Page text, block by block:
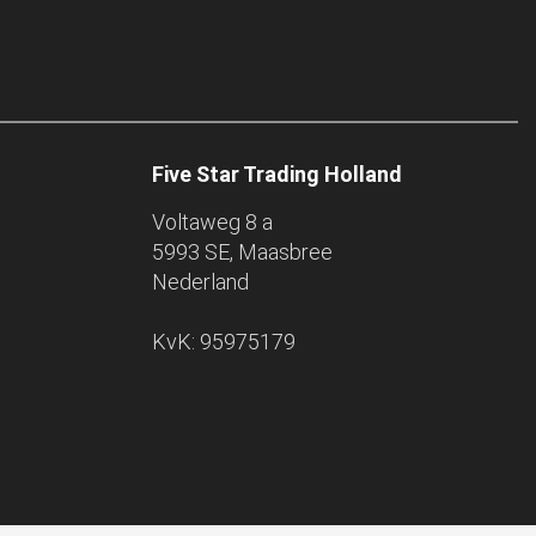
Five Star Trading Holland
Voltaweg 8 a
5993 SE, Maasbree
Nederland
KvK: 95975179